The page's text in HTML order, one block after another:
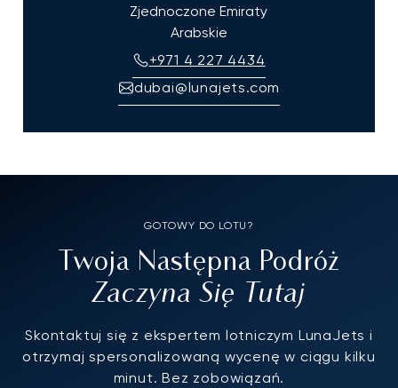
Zjednoczone Emiraty
Arabskie
+971 4 227 4434
dubai@lunajets.com
GOTOWY DO LOTU?
Twoja Następna Podróż
Zaczyna Się Tutaj
Skontaktuj się z ekspertem lotniczym LunaJets i
otrzymaj spersonalizowaną wycenę w ciągu kilku
minut. Bez zobowiązań.